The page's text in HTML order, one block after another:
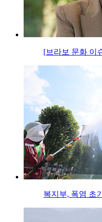
[브라보 문화 이
복지부, 폭염 초